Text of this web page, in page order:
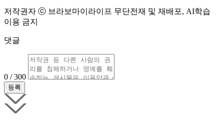
저작권자 ⓒ 브라보마이라이프 무단전재 및 재배포, AI학습
이용 금지
댓글
0 / 300